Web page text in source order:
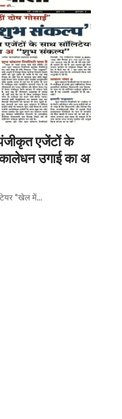
एजेंटों के
उगाई का अ
"खेल में…